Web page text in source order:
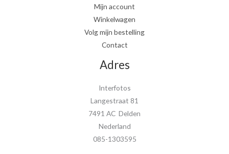
Mijn account
Winkelwagen
Volg mijn bestelling
Contact
Adres
Interfotos
Langestraat 81
7491 AC Delden
Nederland
085-1303595